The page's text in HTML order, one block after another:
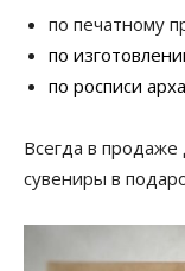
по печатному
по
по росписи
Всегда в
сувениры в